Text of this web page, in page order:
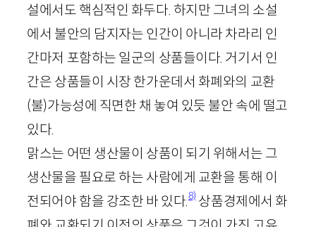
설에서도 핵심적인 화두다. 하지만 그녀의 소설
에서 불안의 담지자는 인간이 아니라 차라리 인
간마저 포함하는 일군의 상품들이다. 거기서 인
간은 상품들이 시장 한가운데서 화폐와의 교환
(불)가능성에 직면한 채 놓여 있듯 불안 속에 떨고
있다.
맑스는 어떤 생산물이 상품이 되기 위해서는 그
생산물을 필요로 하는 사람에게 교환을 통해 이
전되어야 함을 강조한 바 있다.8)상품경제에서 화